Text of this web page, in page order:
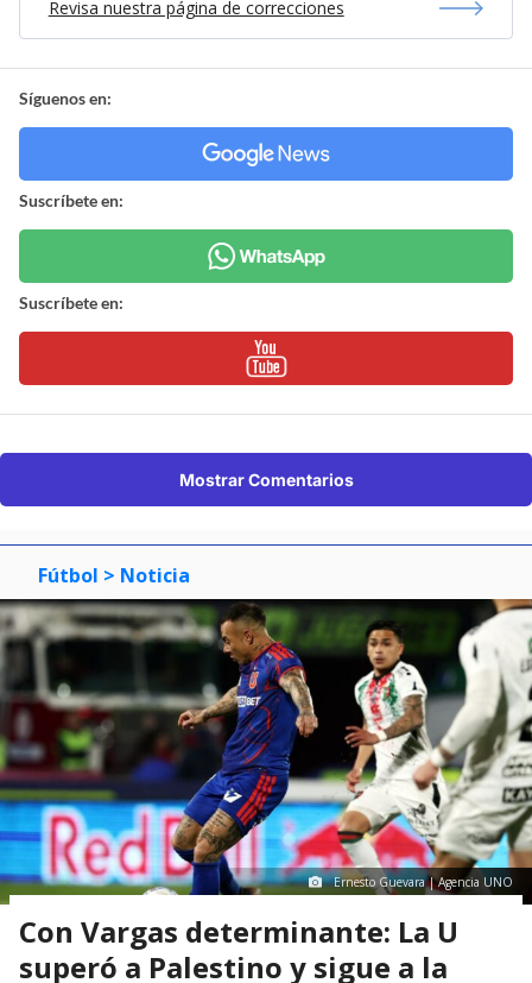
Revisa nuestra página de correcciones
Síguenos en:
Suscríbete en:
Suscríbete en:
Mostrar Comentarios
Fútbol > Noticia
Ernesto Guevara | Agencia UNO
Con Vargas determinante: La U
superó a Palestino y sigue a la